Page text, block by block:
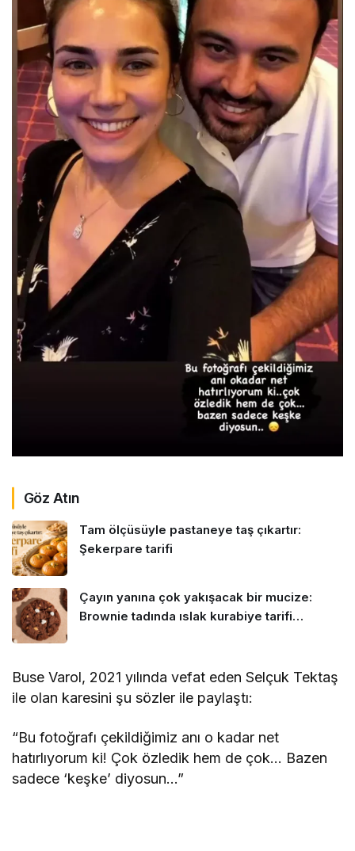
Göz Atın
Tam ölçüsüyle pastaneye taş çıkartır:
Şekerpare tarifi
Çayın yanına çok yakışacak bir mucize:
Brownie tadında ıslak kurabiye tarifi…
Buse Varol, 2021 yılında vefat eden Selçuk Tektaş
ile olan karesini şu sözler ile paylaştı:
“Bu fotoğrafı çekildiğimiz anı o kadar net
hatırlıyorum ki! Çok özledik hem de çok… Bazen
sadece ‘keşke’ diyosun…”